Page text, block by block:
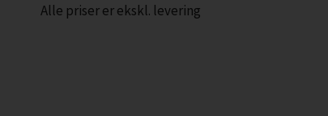
Alle priser er ekskl. levering